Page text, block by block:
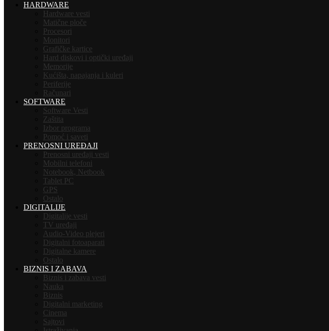
HARDWARE
Hardware vesti
Matične ploče
Procesori
Monitori
Grafičke kartice
Hard diskovi i optički uređaji
Memorije
Kućišta, napajanja i kuleri
Periferije
Računari
SOFTWARE
Software Vesti
Zaštita
Izbor programa
Pomoć i saveti
PRENOSNI UREĐAJI
Prenosni uređaji vesti
Mobilni telefoni
Notebook, Netbook
Tablet PC
GPS
Ostalo
DIGITALIJE
Digitalije vesti
TV uređaji
Audio-Video plejeri
Digitalni fotoaparati
Digitalne kamere
Ostalo
BIZNIS I ZABAVA
Biznis i zabava vesti
Nauka
Biznis
Digitalni marketing
Cinema
Sajtovi